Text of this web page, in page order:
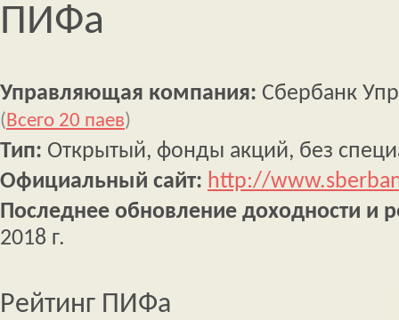
ПИФа
Управляющая компания: Сбербанк
(Всего 20 паев)
Тип: Открытый, фонды акций, без
Официальный сайт: http://
Последнее обновление доходности и
2018 г.
Рейтинг ПИФа